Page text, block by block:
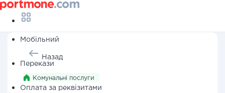
Мобільний
Перекази
Оплата за реквізитами
Назад
Комунальні послуги